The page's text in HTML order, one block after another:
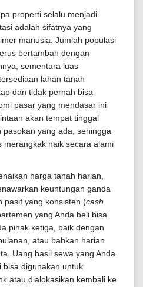
properti selalu menjadi
adalah sifatnya yang
manusia. Jumlah populasi
bertambah dengan
sementara luas
lahan tanah
dan tidak pernah bisa
pasar yang mendasar ini
akan tempat tinggal
yang ada, sehingga
merangkak naik secara alami
harga tanah harian,
keuntungan ganda
pasif yang konsisten (cash
yang Anda beli bisa
pihak ketiga, baik dengan
atau bahkan harian
Uang hasil sewa yang Anda
bisa digunakan untuk
atau dialokasikan kembali ke